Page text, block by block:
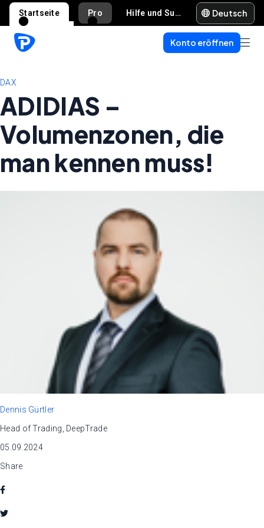
Startseite Pro Hilfe und Support Deutsch
Konto eröffnen
DAX
ADIDIAS –
Volumenzonen, die
man kennen muss!
Dennis Gürtler
Head of Trading, DeepTrade
05.09.2024
Share